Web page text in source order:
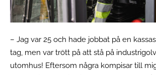
– Jag var 25 och hade jobbat på en
tag, men var trött på att stå på
utomhus! Eftersom några kompisar till